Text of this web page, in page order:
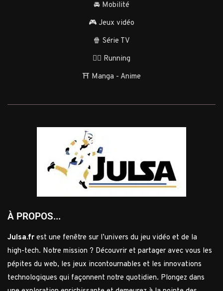
🚘 Mobilité
🎮 Jeux vidéo
🍿 Série TV
🏃‍♂️ Running
⛩️ Manga - Anime
À PROPOS...
Julsa.fr est une fenêtre sur l’univers du jeu vidéo et de la
high-tech. Notre mission ? Découvrir et partager avec vous les
pépites du web, les jeux incontournables et les innovations
technologiques qui façonnent notre quotidien. Plongez dans